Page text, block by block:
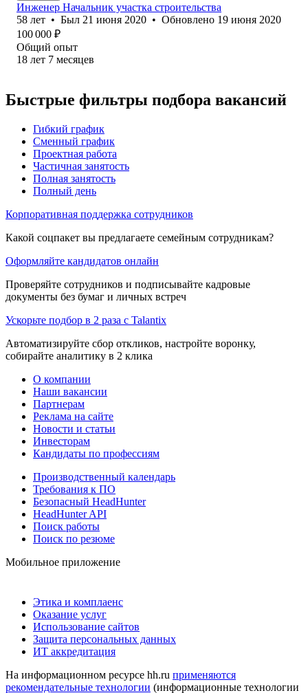
Инженер Начальник участка строительства
58 лет • Был 21 июня 2020 • Обновлено 19 июня 2020
100 000 ₽
Общий опыт
18 лет 7 месяцев
Быстрые фильтры подбора вакансий
Гибкий график
Сменный график
Проектная работа
Частичная занятость
Полная занятость
Полный день
Корпоративная поддержка сотрудников
Какой соцпакет вы предлагаете семейным сотрудникам?
Оформляйте кандидатов онлайн
Проверяйте сотрудников и подписывайте кадровые
документы без бумаг и личных встреч
Ускорьте подбор в 2 раза с Talantix
Автоматизируйте сбор откликов, настройте воронку,
собирайте аналитику в 2 клика
О компании
Наши вакансии
Партнерам
Реклама на сайте
Новости и статьи
Инвесторам
Кандидаты по профессиям
Производственный календарь
Требования к ПО
Безопасный HeadHunter
HeadHunter API
Поиск работы
Поиск по резюме
Мобильное приложение
Этика и комплаенс
Оказание услуг
Использование сайтов
Защита персональных данных
ИТ аккредитация
На информационном ресурсе hh.ru применяются
рекомендательные технологии (информационные технологии